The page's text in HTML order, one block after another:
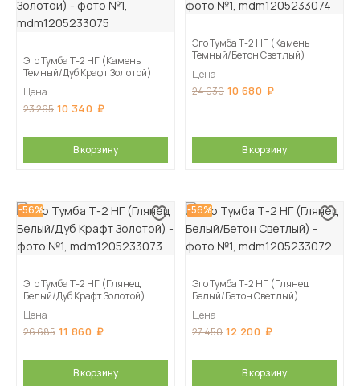
Эго Тумба Т-2 НГ (Камень
Темный/Дуб Крафт Золотой)
Цена
23 265 10 340
В корзину
Эго Тумба Т-2 НГ (Камень
Темный/Бетон Светлый)
Цена
24 030 10 680
В корзину
-56%
Эго Тумба Т-2 НГ (Глянец
Белый/Дуб Крафт Золотой)
Цена
26 685 11 860
В корзину
-56%
Эго Тумба Т-2 НГ (Глянец
Белый/Бетон Светлый)
Цена
27 450 12 200
В корзину